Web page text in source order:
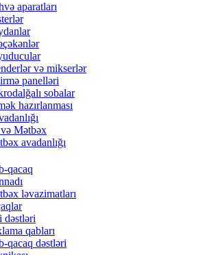
aparatları
və mikserlər
panelləri
sobalar
hazırlanması
Mətbəx
avadanlığı
qacaq
ləvazimatları
dəstləri
qabları
qacaq dəstləri